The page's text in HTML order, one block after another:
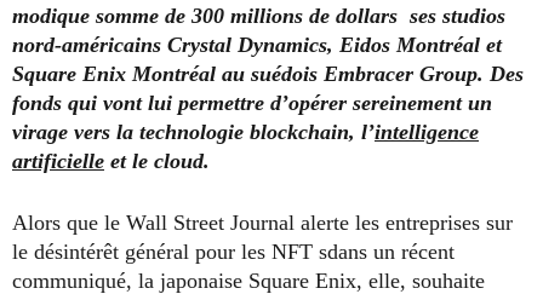
modique somme de 300 millions de dollars ses studios
nord-américains Crystal Dynamics, Eidos Montréal et
Square Enix Montréal au suédois Embracer Group. Des
fonds qui vont lui permettre d’opérer sereinement un
virage vers la technologie blockchain, l’intelligence
artificielle et le cloud.
Alors que le Wall Street Journal alerte les entreprises sur
le désintérêt général pour les NFT sdans un récent
communiqué, la japonaise Square Enix, elle, souhaite